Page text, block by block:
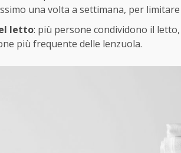
una volta a settimana, per
letto: più persone condividono il
più frequente delle lenzuola.